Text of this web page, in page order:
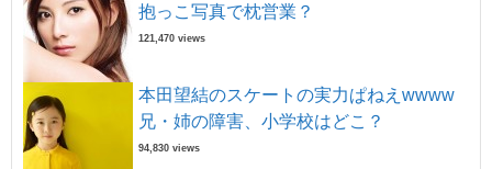
抱っこ写真で枕営業？
121,470 views
本田望結のスケートの実力ぱねえwwww
兄・姉の障害、小学校はどこ？
94,830 views